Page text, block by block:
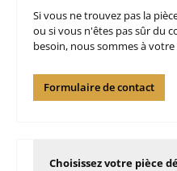
Si vous ne trouvez pas la
ou si vous n'êtes pas sûr du
besoin, nous sommes à
Formulaire de contact
Choisissez votre pièce